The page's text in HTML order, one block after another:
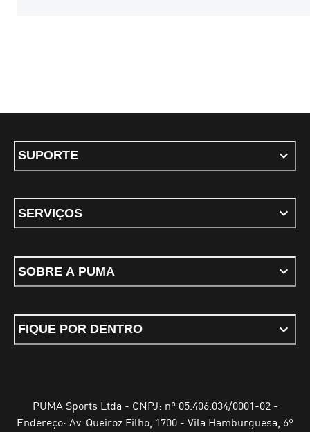
SUPORTE
SERVIÇOS
SOBRE A PUMA
FIQUE POR DENTRO
PUMA Sports Ltda - CNPJ: nº 05.406.034/0001-02 -
Endereço: Av. Queiroz Filho, 1700 - Vila Hamburguesa, 6º